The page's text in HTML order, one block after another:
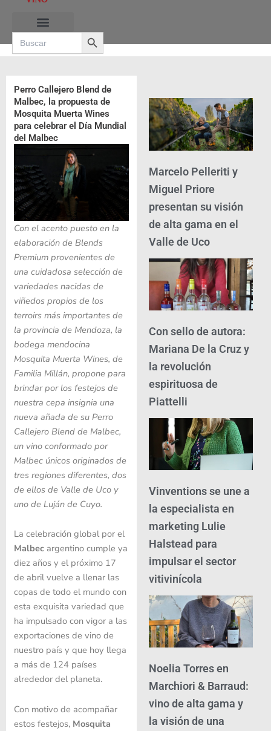
contenido
Search
for:
Search Button
Perro Callejero Blend de
Malbec, la propuesta de
Mosquita Muerta Wines
para celebrar el Día Mundial
del Malbec
Con el acento puesto en la
elaboración de Blends
Premium provenientes de
una cuidadosa selección de
variedades nacidas de
viñedos propios de los
terroirs más importantes de
la provincia de Mendoza, la
bodega mendocina
Mosquita Muerta Wines, de
Familia Millán, propone para
brindar por los festejos de
nuestra cepa insignia una
nueva añada de su Perro
Callejero Blend de Malbec,
un vino conformado por
Malbec únicos originados de
tres regiones diferentes, dos
de ellos de Valle de Uco y
uno de Luján de Cuyo.
La celebración global por el
Malbecargentino cumple ya
diez años y el próximo 17
de abril vuelve a llenar las
copas de todo el mundo con
esta exquisita variedad que
ha impulsado con vigor a las
exportaciones de vino de
nuestro país y que hoy llega
a más de 124 países
alrededor del planeta.
Con motivo de acompañar
estos festejos, Mosquita
Marcelo Pelleriti y
Miguel Priore
presentan su visión
de alta gama en el
Valle de Uco
Con sello de autora:
Mariana De la Cruz y
la revolución
espirituosa de
Piattelli
Vinventions se une a
la especialista en
marketing Lulie
Halstead para
impulsar el sector
vitivinícola
Noelia Torres en
Marchiori & Barraud:
vino de alta gama y
la visión de una